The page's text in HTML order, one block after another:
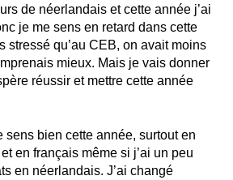
de néerlandais et cette année j’ai
je me sens en retard dans cette
stressé qu’au CEB, on avait moins
mieux. Mais je vais donner
réussir et mettre cette année
sens bien cette année, surtout en
en français même si j’ai un peu
en néerlandais. J’ai changé